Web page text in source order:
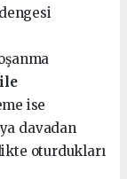
ise
davadan
oturdukları